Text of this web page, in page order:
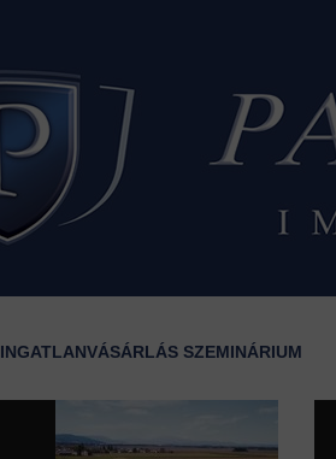
INGATLANVÁSÁRLÁS SZEMINÁRIUM